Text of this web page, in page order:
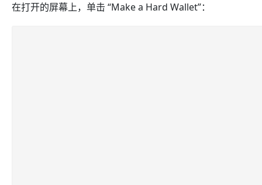
在打开的屏幕上，单击 “Make a Hard Wallet”：